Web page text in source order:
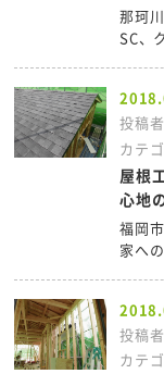
那珂
SC、
投稿者
カテ
屋根
心地
福岡
家へ
投稿者
カテ